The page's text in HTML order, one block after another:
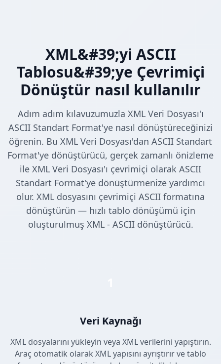
XML&#39;yi ASCII
Tablosu&#39;ye Çevrimiçi
Dönüştür nasıl kullanılır
Adım adım kılavuzumuzla XML Veri Dosyası'ı
ASCII Standart Format'ye nasıl dönüştüreceğinizi
öğrenin. Bu XML Veri Dosyası'dan ASCII Standart
Format'ye dönüştürücü, gerçek zamanlı önizleme
ile XML Veri Dosyası'ı çevrimiçi olarak ASCII
Standart Format'ye dönüştürmenize yardımcı
olur. XML dosyasını çevrimiçi ASCII formatına
dönüştürün — hızlı tablo dönüşümü için
oluşturulmuş XML - ASCII dönüştürücü.
Veri Kaynağı
XML dosyalarını yükleyin veya XML verilerini yapıştırın.
Araç otomatik olarak XML yapısını ayrıştırır ve tablo